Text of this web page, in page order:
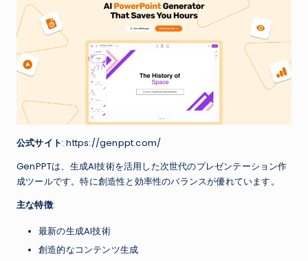
公式サイト: https://genppt.com/
GenPPTは、生成AI技術を活用した次世代のプレゼンテーション作
成ツールです。特に創造性と効率性のバランスが優れています。
主な特徴:
最新の生成AI技術
創造的なコンテンツ生成